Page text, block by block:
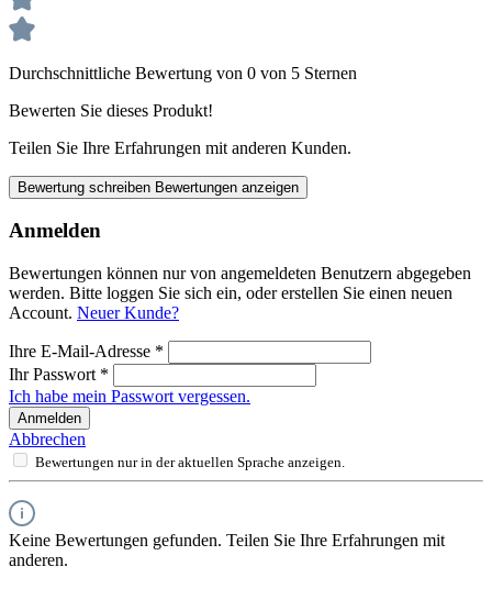
Durchschnittliche Bewertung von 0 von 5 Sternen
Bewerten Sie dieses Produkt!
Teilen Sie Ihre Erfahrungen mit anderen Kunden.
Bewertung schreiben Bewertungen anzeigen
Anmelden
Bewertungen können nur von angemeldeten Benutzern abgegeben
werden. Bitte loggen Sie sich ein, oder erstellen Sie einen neuen
Account. Neuer Kunde?
Ihre E-Mail-Adresse *
Ihr Passwort *
Ich habe mein Passwort vergessen.
Anmelden
Abbrechen
Bewertungen nur in der aktuellen Sprache anzeigen.
Keine Bewertungen gefunden. Teilen Sie Ihre Erfahrungen mit
anderen.